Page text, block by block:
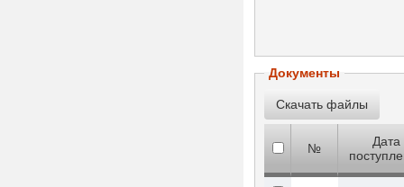
Документы
№
Дата